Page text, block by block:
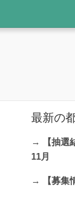
最新の
→
【抽
11月
→ 【募